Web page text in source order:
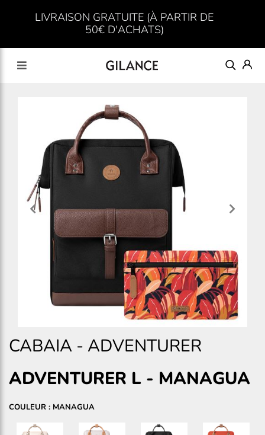
LIVRAISON GRATUITE (À PARTIR DE
50€ D'ACHATS)
CABAIA - ADVENTURER
ADVENTURER L - MANAGUA
COULEUR : MANAGUA